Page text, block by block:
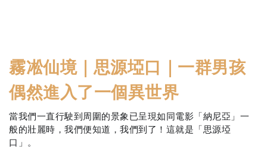
霧凇仙境｜思源埡口｜一群男孩
偶然進入了一個異世界
當我們一直行駛到周圍的景象已呈現如同電影「納尼亞」一
般的壯麗時，我們便知道，我們到了！這就是「思源埡
口」。